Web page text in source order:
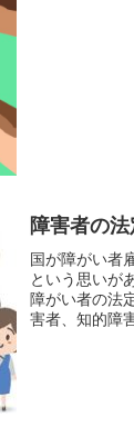
障害者の
国が障がい者
という思いが
障がい者の法
害者、知的障